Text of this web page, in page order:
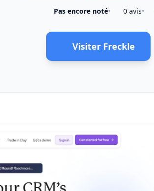
Pas encore noté• 0 avis•
Visiter Freckle